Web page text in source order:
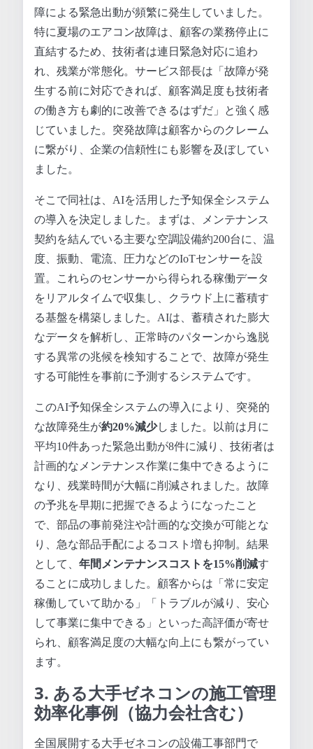
障による緊急出動が頻繁に発生していました。
特に夏場のエアコン故障は、顧客の業務停止に
直結するため、技術者は連日緊急対応に追わ
れ、残業が常態化。サービス部長は「故障が発
生する前に対応できれば、顧客満足度も技術者
の働き方も劇的に改善できるはずだ」と強く感
じていました。突発故障は顧客からのクレーム
に繋がり、企業の信頼性にも影響を及ぼしてい
ました。
そこで同社は、AIを活用した予知保全システム
の導入を決定しました。まずは、メンテナンス
契約を結んでいる主要な空調設備約200台に、温
度、振動、電流、圧力などのIoTセンサーを設
置。これらのセンサーから得られる稼働データ
をリアルタイムで収集し、クラウド上に蓄積す
る基盤を構築しました。AIは、蓄積された膨大
なデータを解析し、正常時のパターンから逸脱
する異常の兆候を検知することで、故障が発生
する可能性を事前に予測するシステムです。
このAI予知保全システムの導入により、突発的
な故障発生が約20%減少しました。以前は月に
平均10件あった緊急出動が8件に減り、技術者は
計画的なメンテナンス作業に集中できるように
なり、残業時間が大幅に削減されました。故障
の予兆を早期に把握できるようになったこと
で、部品の事前発注や計画的な交換が可能とな
り、急な部品手配によるコスト増も抑制。結果
として、 年間メンテナンスコストを15%削減す
ることに成功しました。顧客からは「常に安定
稼働していて助かる」「トラブルが減り、安心
して事業に集中できる」といった高評価が寄せ
られ、顧客満足度の大幅な向上にも繋がってい
ます。
3. ある大手ゼネコンの施工管理
効率化事例（協力会社含む）
全国展開する大手ゼネコンの設備工事部門で